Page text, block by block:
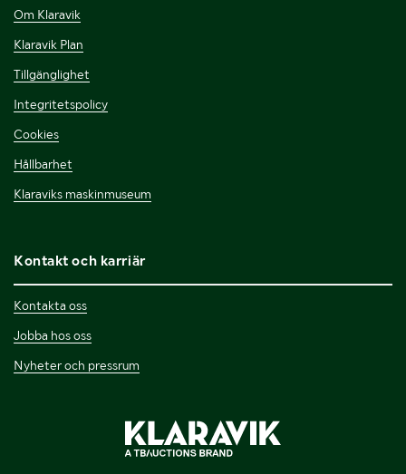
Om Klaravik
Klaravik Plan
Tillgänglighet
Integritetspolicy
Cookies
Hållbarhet
Klaraviks maskinmuseum
Kontakt och karriär
Kontakta oss
Jobba hos oss
Nyheter och pressrum